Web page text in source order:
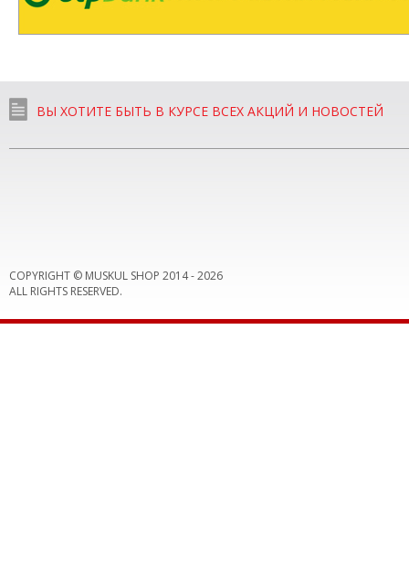
ВЫ ХОТИТЕ БЫТЬ В КУРСЕ ВСЕХ АКЦИЙ И НОВОСТЕЙ
COPYRIGHT © MUSKUL SHOP 2014 -2026
ALL RIGHTS RESERVED.